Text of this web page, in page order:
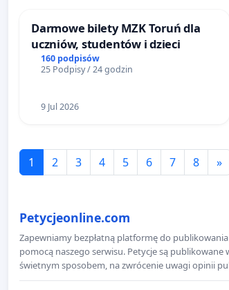
Darmowe bilety MZK Toruń dla
uczniów, studentów i dzieci
160 podpisów
25 Podpisy / 24 godzin
9 Jul 2026
1 2 3 4 5 6 7 8 »
Petycjeonline.com
Zapewniamy bezpłatną platformę do
pomocą naszego serwisu. Petycje są
świetnym sposobem, na zwrócenie uwagi opinii